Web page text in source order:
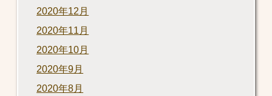
2020年12月
2020年11月
2020年10月
2020年9月
2020年8月